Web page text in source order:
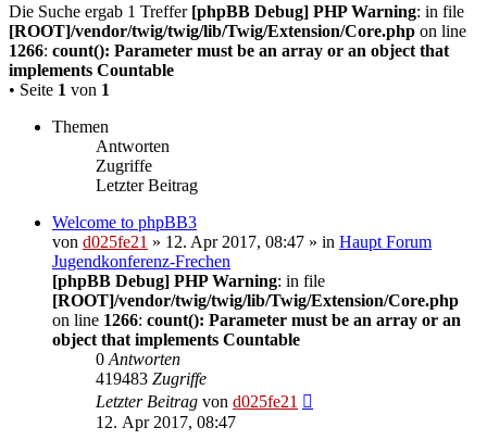
Die Suche ergab 1 Treffer [phpBB Debug] PHP Warning: in file
[ROOT]/vendor/twig/twig/lib/Twig/Extension/Core.php on line
1266: count(): Parameter must be an array or an object that
implements Countable
• Seite 1 von 1
Themen
Antworten
Zugriffe
Letzter Beitrag
Welcome to phpBB3
von d025fe21 » 12. Apr 2017, 08:47 » in Haupt Forum
Jugendkonferenz-Frechen
[phpBB Debug] PHP Warning: in file
[ROOT]/vendor/twig/twig/lib/Twig/Extension/Core.php
on line 1266: count(): Parameter must be an array or an
object that implements Countable
0 Antworten
419483 Zugriffe
Letzter Beitrag von d025fe21
12. Apr 2017, 08:47